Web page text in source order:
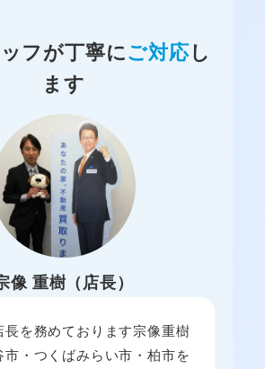
フが丁寧にご対応し
ます
像 重樹（店長）
長を務めております宗像重樹
市・つくばみらい市・柏市を